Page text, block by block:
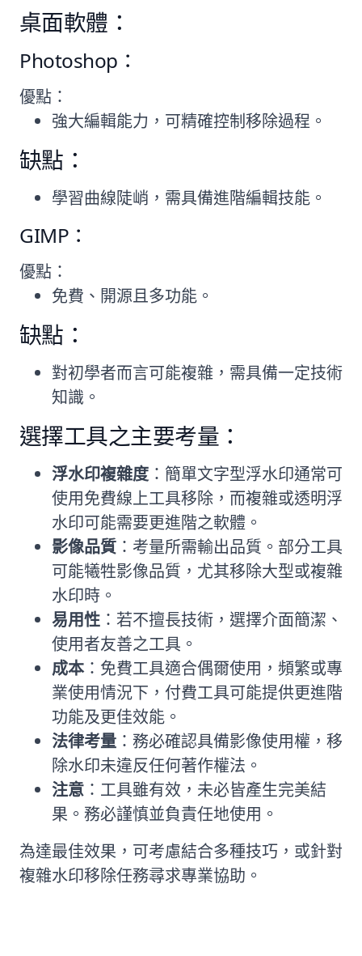
桌面軟體：
Photoshop：
優點：
強大編輯能力，可精確控制移除過程。
缺點：
學習曲線陡峭，需具備進階編輯技能。
GIMP：
優點：
免費、開源且多功能。
缺點：
對初學者而言可能複雜，需具備一定技術
知識。
選擇工具之主要考量：
浮水印複雜度：簡單文字型浮水印通常可
使用免費線上工具移除，而複雜或透明浮
水印可能需要更進階之軟體。
影像品質 ：考量所需輸出品質。部分工具
可能犧牲影像品質，尤其移除大型或複雜
水印時。
易用性 ：若不擅長技術，選擇介面簡潔、
使用者友善之工具。
成本：免費工具適合偶爾使用，頻繁或專
業使用情況下，付費工具可能提供更進階
功能及更佳效能。
法律考量 ：務必確認具備影像使用權，移
除水印未違反任何著作權法。
注意 ：工具雖有效，未必皆產生完美結
果。務必謹慎並負責任地使用。
為達最佳效果，可考慮結合多種技巧，或針對
複雜水印移除任務尋求專業協助。